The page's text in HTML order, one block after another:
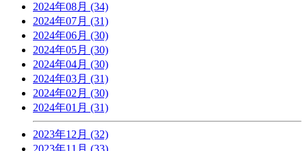
2024年08月 (34)
2024年07月 (31)
2024年06月 (30)
2024年05月 (30)
2024年04月 (30)
2024年03月 (31)
2024年02月 (30)
2024年01月 (31)
2023年12月 (32)